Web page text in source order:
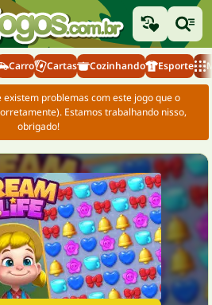
Carro Cartas Cozinhando Esporte
existem problemas com este jogo que o
Estamos trabalhando nisso,
obrigado!